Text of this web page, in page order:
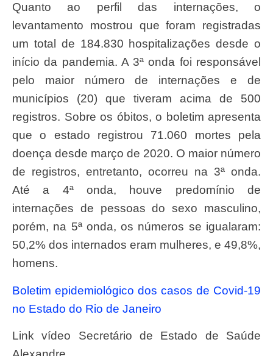
Quanto ao perfil das internações, o
levantamento mostrou que foram registradas
um total de 184.830 hospitalizações desde o
início da pandemia. A 3ª onda foi responsável
pelo maior número de internações e de
municípios (20) que tiveram acima de 500
registros. Sobre os óbitos, o boletim apresenta
que o estado registrou 71.060 mortes pela
doença desde março de 2020. O maior número
de registros, entretanto, ocorreu na 3ª onda.
Até a 4ª onda, houve predomínio de
internações de pessoas do sexo masculino,
porém, na 5ª onda, os números se igualaram:
50,2% dos internados eram mulheres, e 49,8%,
homens.
Boletim epidemiológico dos casos de Covid-19
no Estado do Rio de Janeiro
Link vídeo Secretário de Estado de Saúde